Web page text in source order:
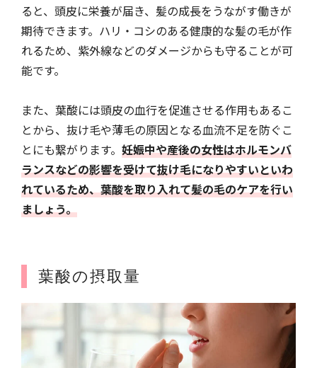
ると、頭皮に栄養が届き、髪の成長をうながす働きが
期待できます。ハリ・コシのある健康的な髪の毛が作
れるため、紫外線などのダメージからも守ることが可
能です。
また、葉酸には頭皮の血行を促進させる作用もあるこ
とから、抜け毛や薄毛の原因となる血流不足を防ぐこ
とにも繋がります。 妊娠中や産後の女性はホルモンバ
ランスなどの影響を受けて抜け毛になりやすいといわ
れているため、葉酸を取り入れて髪の毛のケアを行い
ましょう。
葉酸の摂取量